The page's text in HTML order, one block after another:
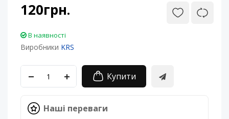
120грн.
В наявності
Виробники KRS
Купити
Наші переваги